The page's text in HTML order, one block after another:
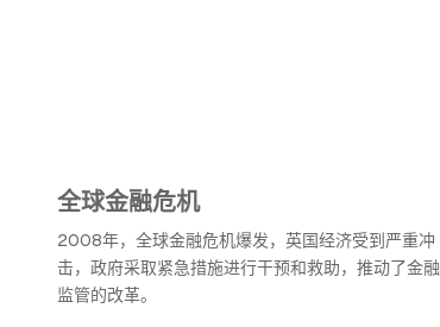
全球金融危机
2008年，全球金融危机爆发，英国经济受到严重冲
击，政府采取紧急措施进行干预和救助，推动了金融
监管的改革。